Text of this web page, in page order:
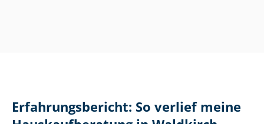
Er­fah­rungs­be­richt: So verlief meine